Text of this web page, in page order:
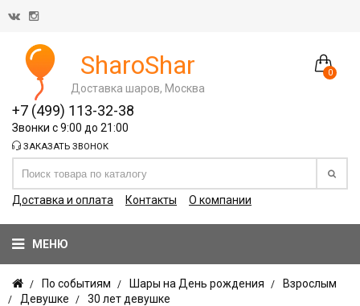
0
SharoShar
Доставка шаров, Москва
+7 (499) 113-32-38
Звонки с 9:00 до 21:00
ЗАКАЗАТЬ ЗВОНОК
Доставка и оплата Контакты О компании
МЕНЮ
По событиям Шары на День рождения
Взрослым
Девушке
30 лет девушке